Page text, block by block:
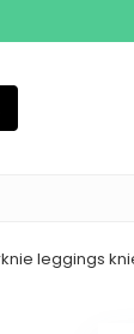
leggings